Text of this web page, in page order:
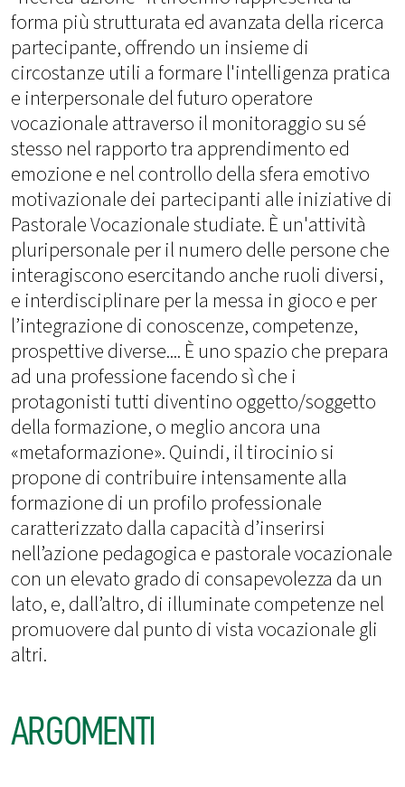
forma più strutturata ed avanzata della ricerca
partecipante, offrendo un insieme di
circostanze utili a formare l'intelligenza pratica
e interpersonale del futuro operatore
vocazionale attraverso il monitoraggio su sé
stesso nel rapporto tra apprendimento ed
emozione e nel controllo della sfera emotivo
motivazionale dei partecipanti alle iniziative di
Pastorale Vocazionale studiate. È un'attività
pluripersonale per il numero delle persone che
interagiscono esercitando anche ruoli diversi,
e interdisciplinare per la messa in gioco e per
l’integrazione di conoscenze, competenze,
prospettive diverse.... È uno spazio che prepara
ad una professione facendo sì che i
protagonisti tutti diventino oggetto/soggetto
della formazione, o meglio ancora una
«metaformazione». Quindi, il tirocinio si
propone di contribuire intensamente alla
formazione di un profilo professionale
caratterizzato dalla capacità d’inserirsi
nell’azione pedagogica e pastorale vocazionale
con un elevato grado di consapevolezza da un
lato, e, dall’altro, di illuminate competenze nel
promuovere dal punto di vista vocazionale gli
altri.
ARGOMENTI